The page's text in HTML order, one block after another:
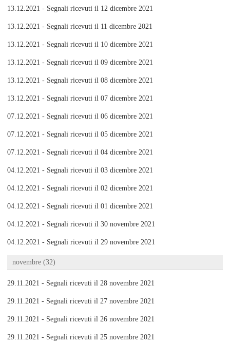
13.12.2021 - Segnali ricevuti il 12 dicembre 2021
13.12.2021 - Segnali ricevuti il 11 dicembre 2021
13.12.2021 - Segnali ricevuti il 10 dicembre 2021
13.12.2021 - Segnali ricevuti il 09 dicembre 2021
13.12.2021 - Segnali ricevuti il 08 dicembre 2021
13.12.2021 - Segnali ricevuti il 07 dicembre 2021
07.12.2021 - Segnali ricevuti il 06 dicembre 2021
07.12.2021 - Segnali ricevuti il 05 dicembre 2021
07.12.2021 - Segnali ricevuti il 04 dicembre 2021
04.12.2021 - Segnali ricevuti il 03 dicembre 2021
04.12.2021 - Segnali ricevuti il 02 dicembre 2021
04.12.2021 - Segnali ricevuti il 01 dicembre 2021
04.12.2021 - Segnali ricevuti il 30 novembre 2021
04.12.2021 - Segnali ricevuti il 29 novembre 2021
novembre (32)
29.11.2021 - Segnali ricevuti il 28 novembre 2021
29.11.2021 - Segnali ricevuti il 27 novembre 2021
29.11.2021 - Segnali ricevuti il 26 novembre 2021
29.11.2021 - Segnali ricevuti il 25 novembre 2021